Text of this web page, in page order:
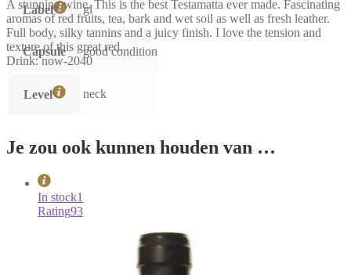
Label gl
Capsule good condition
Level neck
A stunning wine. This is the best Testamatta ever made. Fascinating
aromas of red fruits, tea, bark and wet soil as well as fresh leather.
Full body, silky tannins and a juicy finish. I love the tension and
texture of this great red.
Drink: now-2040
Je zou ook kunnen houden van …
In stock1
Rating93